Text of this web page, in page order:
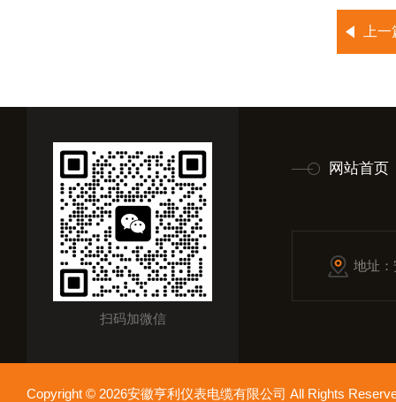
上
扫码加微信
网站首页
地址
Copyright © 2026安徽亨利仪表电缆有限公司 All Rights